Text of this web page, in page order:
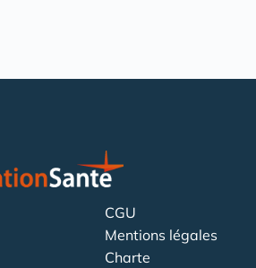
CGU
Mentions légales
Charte